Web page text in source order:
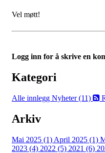
Vel møtt!
Logg inn for å skrive en
Kategori
Alle innlegg Nyheter (11)
Arkiv
Mai 2025 (1) April 2025 (1)
2023 (4) 2022 (5) 2021 (6)